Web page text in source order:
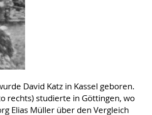
David Katz in Kassel geboren.
rechts) studierte in Göttingen, wo
Elias Müller über den Vergleich